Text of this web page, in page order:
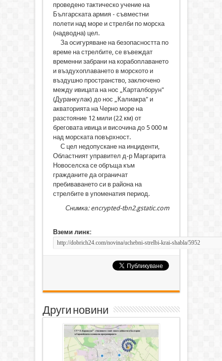
проведено тактическо учение на
Българската армия - съвместни
полети над море и стрелби по морска
(надводна) цел.
За осигуряване на безопасността по
време на стрелбите, се въвеждат
временни забрани на корабоплаването
и въздухоплаването в морското и
въздушно пространство, заключено
между ивицата на нос „Карталборун"
(Дуранкулак) до нос „Калиакра" и
акваторията на Черно море на
разстояние 12 мили (22 км) от
бреговата ивица и височина до 5 000 м
над морската повърхност.
С цел недопускане на инциденти,
Областният управител д-р Маргарита
Новоселска се обръща към
гражданите да ограничат
пребиваването си в района на
стрелбите в упоменатия период.
Снимка: encrypted-tbn2.gstatic.com
Вземи линк:
Други новини